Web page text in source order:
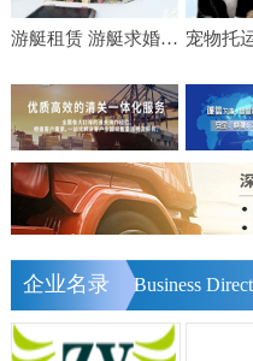
游艇租赁 游艇求婚 游艇生日宴会 游艇轰趴 出海海钓费用
企业名录 Business